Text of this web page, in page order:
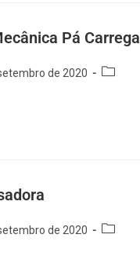
Pá
de 2020
de 2020